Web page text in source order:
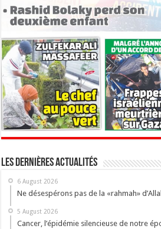
Les dernières actualités
6 August 2026
Ne désespérons pas de la «rahmah»
5 August 2026
Cancer, l’épidémie silencieuse de notre